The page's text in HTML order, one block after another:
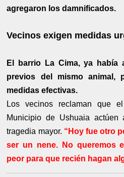
agregaron los damnificados.
Vecinos exigen medidas
El barrio La Cima, ya había
previos del mismo animal,
medidas efectivas.
Los vecinos reclaman que
Municipio de Ushuaia
tragedia mayor. “Hoy fue otro
ser un nene. No queremos
peor para que recién hagan